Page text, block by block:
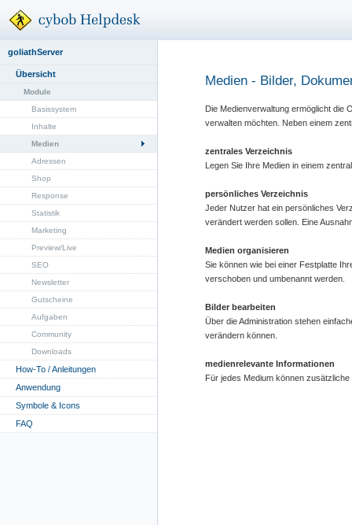
goliathServer
Übersicht
Module
Basissystem
Inhalte
Medien
Adressen
Shop
Response
Statistik
Marketing
Preview/Live
SEO
Newsletter
Gutscheine
Aufgaben
Community
Downloads
How-To / Anleitungen
Anwendung
Symbole & Icons
FAQ
Medien - Bilder,
Die Medienverwaltung ermöglicht die
verwalten möchten. Neben einem
zentrales Verzeichnis
Legen Sie Ihre Medien in einem
persönliches Verzeichnis
Jeder Nutzer hat ein persönliches
verändert werden sollen. Eine
Medien organisieren
Sie können wie bei einer Festplatte
verschoben und umbenannt werden.
Bilder bearbeiten
Über die Administration stehen
verändern können.
medienrelevante Informationen
Für jedes Medium können